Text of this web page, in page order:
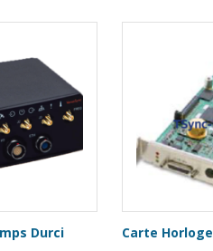
Durci Carte Horloge